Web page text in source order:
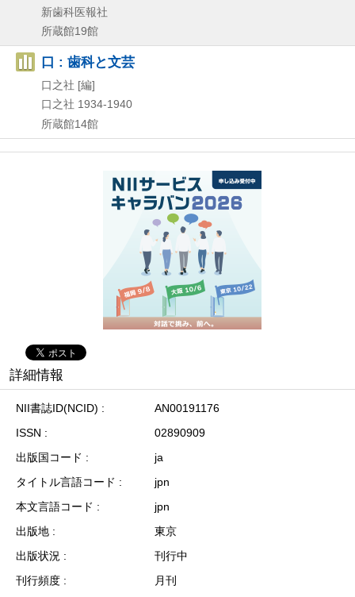
新歯科医報社
所蔵館19館
口 : 歯科と文芸
口之社 [編]
口之社 1934-1940
所蔵館14館
詳細情報
NII書誌ID(NCID)
AN00191176
ISSN
02890909
出版国コード
ja
タイトル言語コード
jpn
本文言語コード
jpn
出版地
東京
出版状況
刊行中
刊行頻度
月刊